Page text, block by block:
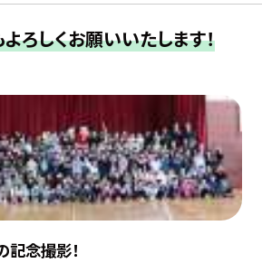
ろしくお願いいたします！
記念撮影！